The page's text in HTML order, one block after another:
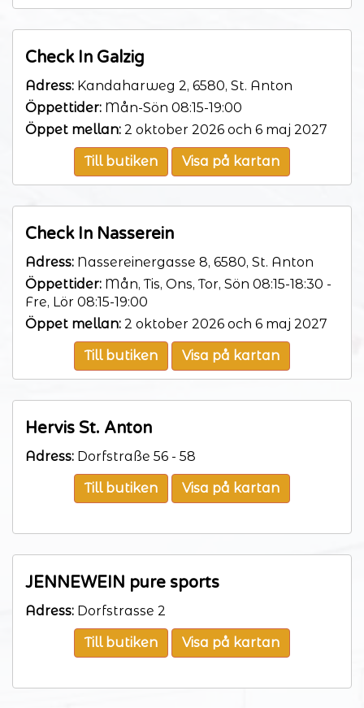
Check In Galzig
Adress: Kandaharweg 2, 6580, St. Anton
Öppettider: Mån-Sön 08:15-19:00
Öppet mellan: 2 oktober 2026 och 6 maj 2027
Till butiken Visa på kartan
Check In Nasserein
Adress: Nassereinergasse 8, 6580, St. Anton
Öppettider: Mån, Tis, Ons, Tor, Sön 08:15-18:30 -
Fre, Lör 08:15-19:00
Öppet mellan: 2 oktober 2026 och 6 maj 2027
Till butiken Visa på kartan
Hervis St. Anton
Adress: Dorfstraße 56 - 58
Till butiken Visa på kartan
JENNEWEIN pure sports
Adress: Dorfstrasse 2
Till butiken Visa på kartan